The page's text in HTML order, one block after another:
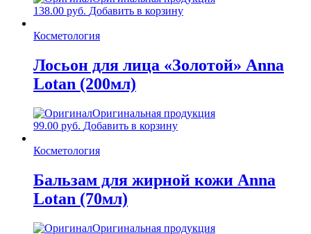
138.00 руб. Добавить в корзину
Косметология
Лосьон для лица «Золотой» Anna
Lotan (200мл)
Оригинальная продукция
99.00 руб. Добавить в корзину
Косметология
Бальзам для жирной кожи Anna
Lotan (70мл)
Оригинальная продукция